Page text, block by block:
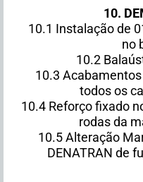
10.
10.1 Instalação de
no
10.2
10.3
todos os
10.4 Reforço fixado
rodas da
10.5 Alteração
DENATRAN de